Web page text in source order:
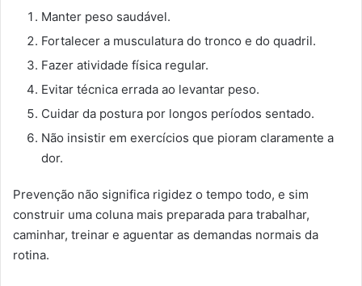
Manter peso saudável.
Fortalecer a musculatura do tronco e do quadril.
Fazer atividade física regular.
Evitar técnica errada ao levantar peso.
Cuidar da postura por longos períodos sentado.
Não insistir em exercícios que pioram claramente a
dor.
Prevenção não significa rigidez o tempo todo, e sim
construir uma coluna mais preparada para trabalhar,
caminhar, treinar e aguentar as demandas normais da
rotina.